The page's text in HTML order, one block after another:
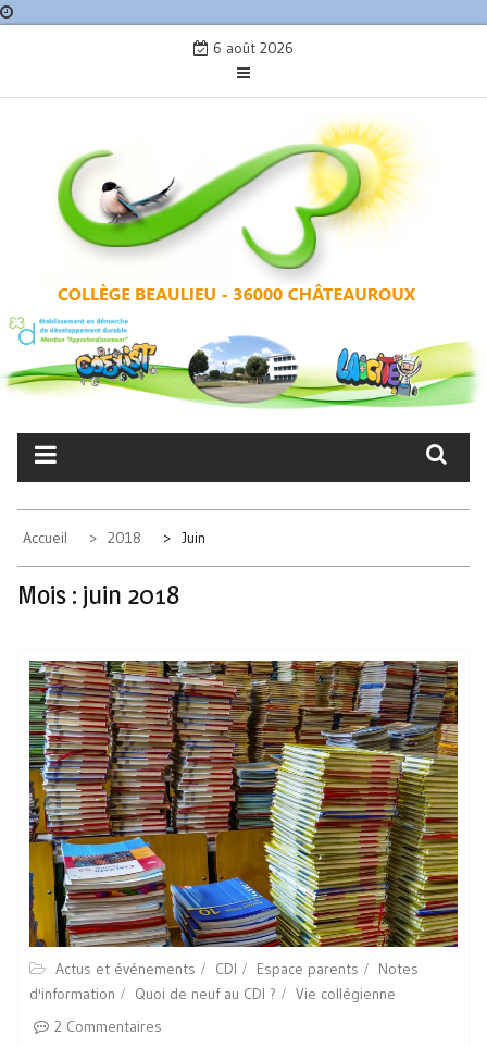
6 août 2026
COLLÈGE BEAULIEU –
CHÂTEAUROUX
Accueil 2018 Juin
Mois : juin 2018
Actus et événements CDI Espace parents
Notes
d'information
Quoi de neuf au CDI ?
Vie collégienne
2 Commentaires